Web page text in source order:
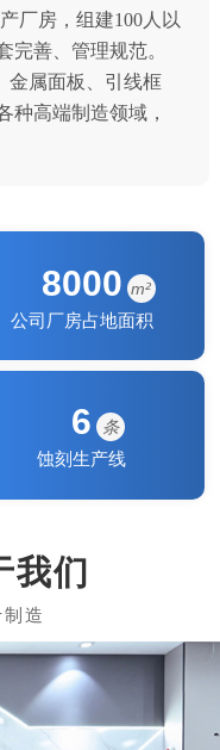
厂房，组建100人以
完善、管理规范。
属面板、引线框
高端制造领域，
8000 m²
公司厂房占地面积
6
条
蚀刻生产线
我们